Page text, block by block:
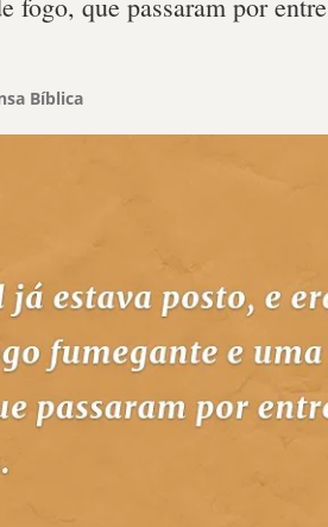
fogo, que passaram por entre
Bíblica